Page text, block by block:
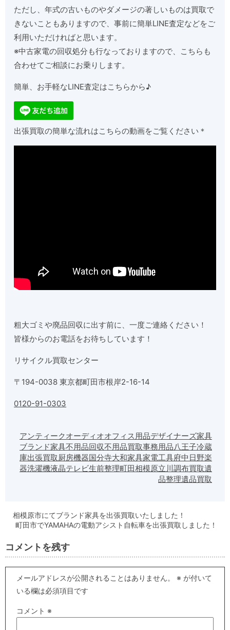
ただし、年式の古いものやダメージの著しいものは買取で
きないこともありますので、事前に簡単LINE査定などをご
利用いただければと思います。
※中古家電の回収処分も行なっておりますので、こちらも
合わせてご相談にお乗りします。
簡単、お手軽なLINE査定はこちらから♪
出張買取の簡単な流れはこちらの動画をご覧ください＊
粗大ゴミや廃品回収に出す前に、一度ご連絡ください！
皆様からのお電話をお待ちしています！
リサイクル買取センター
〒194-0038 東京都町田市根岸2-16-14
0120-91-0303
アンティークオーディオオフィス用品デザイナーズ家具
ブランド家具不用品回収不用品買取事務用品八王子冷蔵
庫出張買取厨房機器国分寺大和家具家電工具府中 日野楽
器洗濯機液晶テレビ生前整理町田相模原立川調布買取遺
品整理遺品買取
相模原市にてブランド家具を出張買取いたしました！
町田市でYAMAHAの電動アシスト自転車を出張買取しました！
コメントを残す
メールアドレスが公開されることはありません。 ※ が付いて
いる欄は必須項目です
コメント※